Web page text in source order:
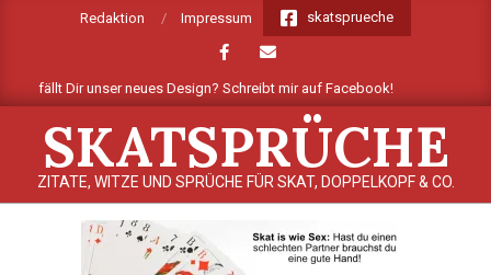
Redaktion Impressum skatsprueche
gefällt Dir unser neues Design? Schreibt mir auf Facebook!
SKATSPRÜCHE
ZITATE, WITZE UND SPRÜCHE FÜR SKAT, DOPPELKOPF & CO.